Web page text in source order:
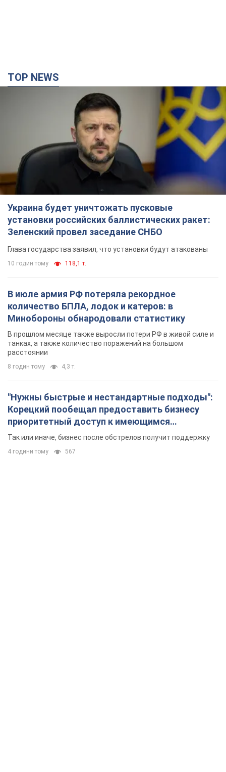
Украина будет уничтожать пусковые
установки российских баллистических ракет:
Зеленский провел заседание СНБО
Глава государства заявил, что установки будут атакованы
10 годин тому 118,1 т.
В июле армия РФ потеряла рекордное
количество БПЛА, лодок и катеров: в
Минобороны обнародовали статистику
В прошлом месяце также выросли потери РФ в живой силе и
расстоянии
8 годин тому 4,3 т.
"Нужны быстрые и нестандартные подходы":
Корецкий пообещал предоставить бизнесу
приоритетный доступ к имеющимся
складским помещениям
Так или иначе, бизнес после обстрелов получит поддержку
4 години тому